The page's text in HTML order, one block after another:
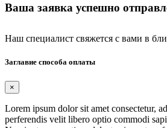
Ваша заявка успешно
Наш специалист свяжется с вами в
Заглавие способа оплаты
×
Lorem ipsum dolor sit amet consectetur,
perferendis velit libero optio commodi